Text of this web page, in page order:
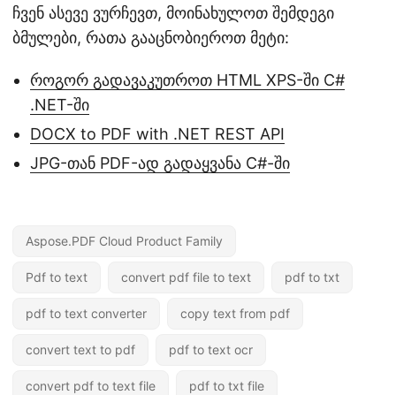
ჩვენ ასევე ვურჩევთ, მოინახულოთ შემდეგი
ბმულები, რათა გააცნობიეროთ მეტი:
როგორ გადავაკუთროთ HTML XPS-ში C#
.NET-ში
DOCX to PDF with .NET REST API
JPG-თან PDF-ად გადაყვანა C#-ში
Aspose.PDF Cloud Product Family
Pdf to text convert pdf file to text pdf to txt
pdf to text converter copy text from pdf
convert text to pdf pdf to text ocr
convert pdf to text file pdf to txt file